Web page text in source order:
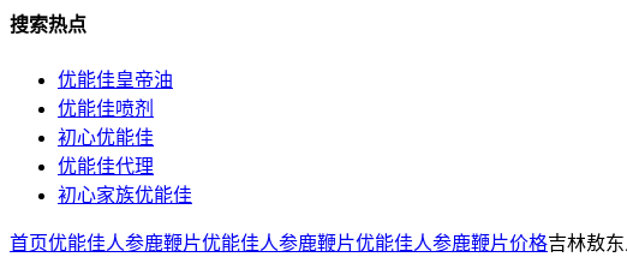
搜索热点
优能佳皇帝油
优能佳喷剂
初心优能佳
优能佳代理
初心家族优能佳
首页优能佳人参鹿鞭片优能佳人参鹿鞭片优能佳人参鹿鞭片价格吉林敖